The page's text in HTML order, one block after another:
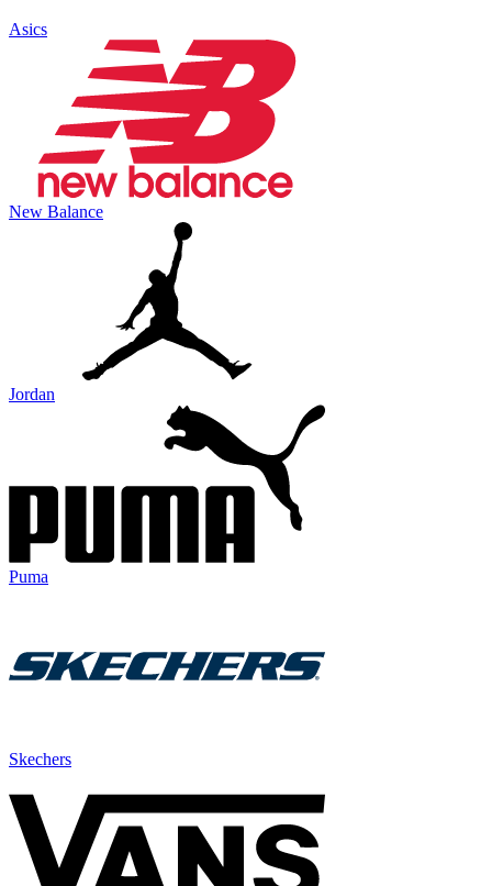
Asics
New Balance
Jordan
Puma
Skechers